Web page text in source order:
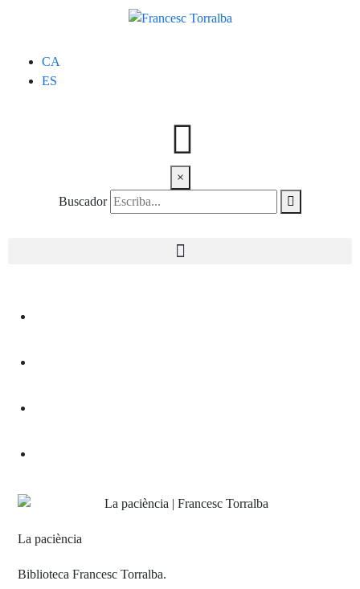
CA
ES
×
Buscador
La paciència
Biblioteca Francesc Torralba.